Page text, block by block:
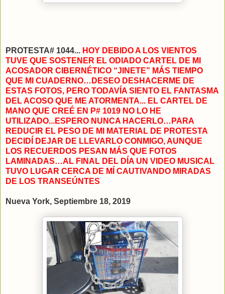
PROTESTA# 1044... HOY DEBIDO A LOS VIENTOS
TUVE QUE SOSTENER EL ODIADO CARTEL DE MI
ACOSADOR CIBERNÉTICO “JINETE” MÁS TIEMPO
QUE MI CUADERNO…DESEO DESHACERME DE
ESTAS FOTOS, PERO TODAVÍA SIENTO EL FANTASMA
DEL ACOSO QUE ME ATORMENTA... EL CARTEL DE
MANO QUE CREÉ EN P# 1019 NO LO HE
UTILIZADO...ESPERO NUNCA HACERLO…PARA
REDUCIR EL PESO DE MI MATERIAL DE PROTESTA
DECIDÍ DEJAR DE LLEVARLO CONMIGO, AUNQUE
LOS RECUERDOS PESAN MÁS QUE FOTOS
LAMINADAS…AL FINAL DEL DÍA UN VIDEO MUSICAL
TUVO LUGAR CERCA DE MÍ CAUTIVANDO MIRADAS
DE LOS TRANSEÚNTES
Nueva York, Septiembre 18, 2019